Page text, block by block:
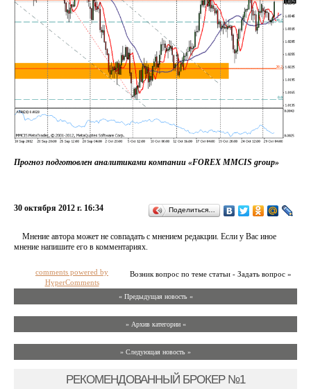
Прогноз подготовлен аналитиками компании «FOREX MMCIS group»
30 октября 2012 г. 16:34 Поделиться…
Мнение автора может не совпадать с мнением редакции. Если у Вас иное
мнение напишите его в комментариях.
Возник вопрос по теме статьи - Задать вопрос »
comments powered by
HyperComments
« Предыдущая новость «
» Архив категории «
» Следующая новость »
РЕКОМЕНДОВАННЫЙ БРОКЕР №1